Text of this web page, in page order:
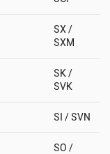
SX /
SXM
SK /
SVK
SI / SVN
SO /